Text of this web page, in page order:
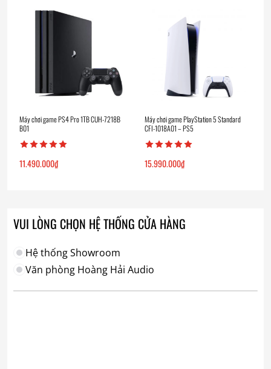
Máy chơi game PS4 Pro 1TB CUH-7218B
B01
11.490.000₫
Máy chơi game PlayStation 5 Standard
CFI-1018A01 – PS5
15.990.000₫
VUI LÒNG CHỌN HỆ THỐNG CỬA HÀNG
Hệ thống Showroom
Văn phòng Hoàng Hải Audio